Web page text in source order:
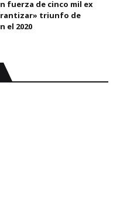
fuerza de cinco mil ex
triunfo de
el 2020